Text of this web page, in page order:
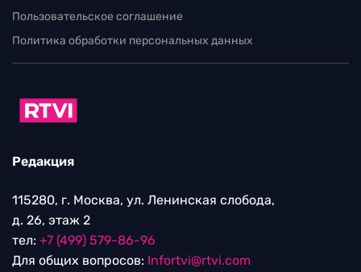
Пользовательское соглашение
Политика обработки персональных данных
Редакция
115280, г. Москва, ул. Ленинская слобода,
д. 26, этаж 2
тел: +7 (499) 579-86-96
Для общих вопросов: Infortvi@rtvi.com